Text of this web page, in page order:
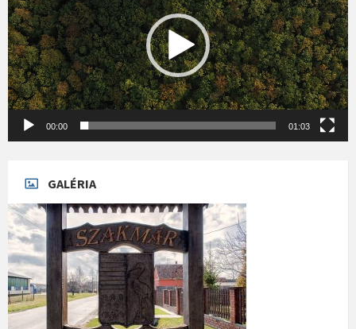
00:00 01:03
GALÉRIA